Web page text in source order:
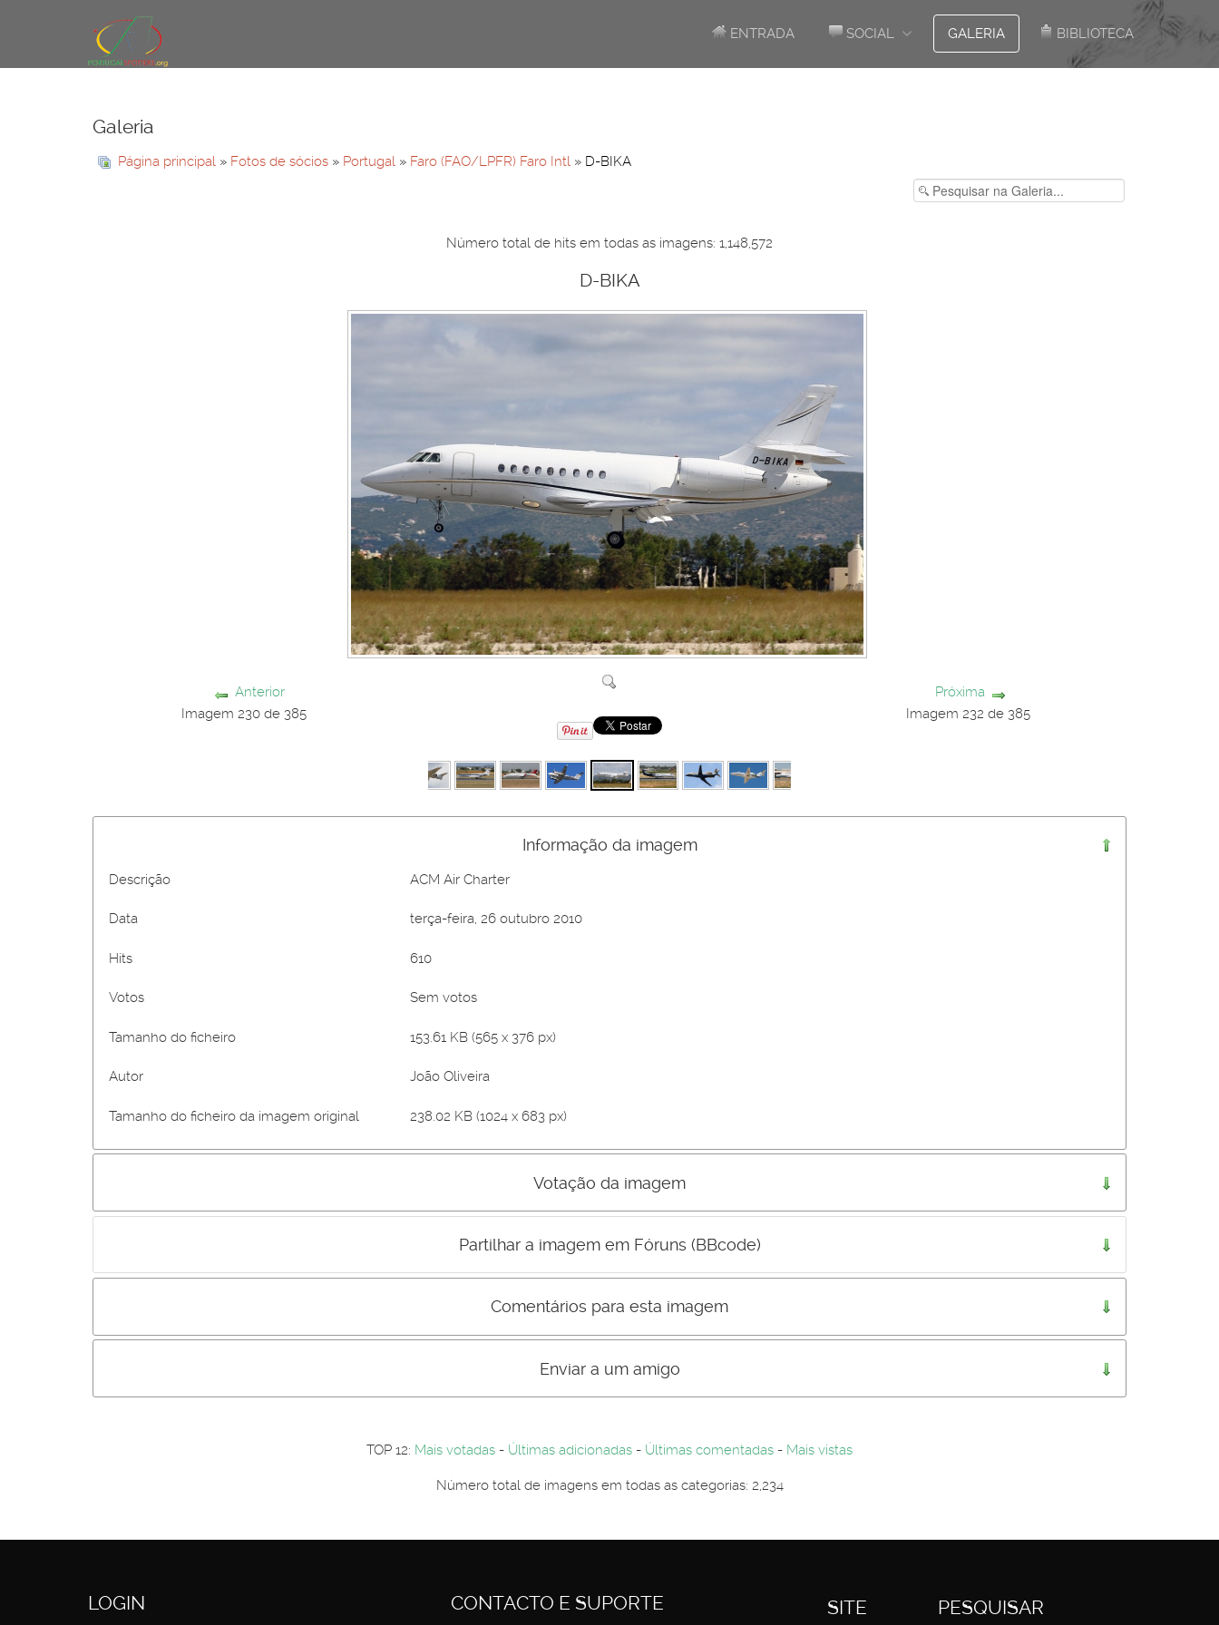
ENTRADA SOCIAL GALERIA BIBLIOTECA
Galeria
Página principal » Fotos de sócios » Portugal » Faro (FAO/LPFR) Faro Intl » D-BIKA
Número total de hits em todas as imagens: 1,148,572
D-BIKA
Anterior
Imagem 230 de 385
Próxima
Imagem 232 de 385
Informação da imagem
Descrição ACM Air Charter
Data terça-feira, 26 outubro 2010
Hits 610
Votos Sem votos
Tamanho do ficheiro 153.61 KB (565 x 376 px)
Autor João Oliveira
Tamanho do ficheiro da imagem original 238.02 KB (1024 x 683 px)
Votação da imagem
Mau Bom
Partilhar a imagem em Fóruns (BBcode)
Incluir imagem :
Comentários para esta imagem
Os comentário não são visiveis para visitantes. Por-favor registe-se...
Os visitantes não estão autorizados a colocar comentários. Por-favor registe-se...Enviar a um amigo
Primeiro autentique-se...
TOP 12: Mais votadas - Últimas adicionadas - Últimas comentadas - Mais vistas
Número total de imagens em todas as categorias: 2,234
LOGIN CONTACTO E SUPORTE SITE PESQUISAR